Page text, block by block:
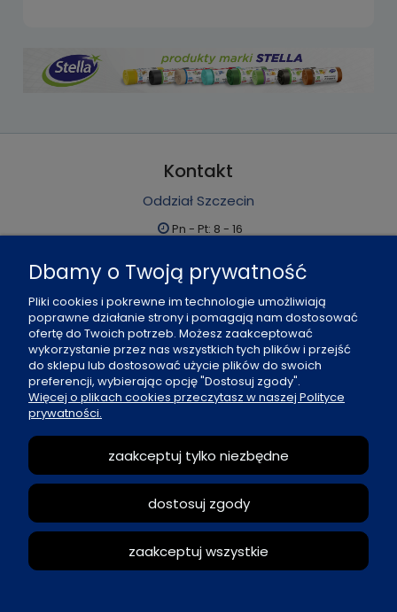
Kontakt
Oddział Szczecin
Pn - Pt: 8 - 16
91 484 07 06
biuro@office-land.pl
Fax: 91 484 49 27
O nas
Zasady sprzedaży
Reklamacje i zwroty
Moje konto
Dbamy o Twoją prywatność
Pliki cookies i pokrewne im technologie umożliwiają
poprawne działanie strony i pomagają nam dostosować
ofertę do Twoich potrzeb. Możesz zaakceptować
wykorzystanie przez nas wszystkich tych plików i przejść
do sklepu lub dostosować użycie plików do swoich
preferencji, wybierając opcję "Dostosuj zgody".
Więcej o plikach cookies przeczytasz w naszej Polityce
prywatności.
zaakceptuj tylko niezbędne
dostosuj zgody
zaakceptuj wszystkie